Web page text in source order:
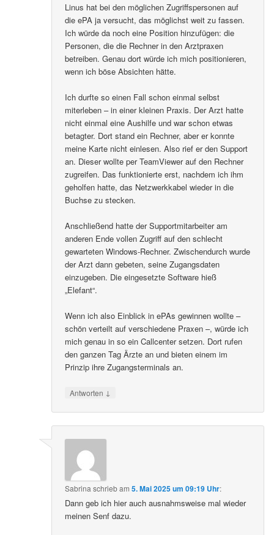
Linus hat bei den möglichen Zugriffspersonen auf
die ePA ja versucht, das möglichst weit zu fassen.
Ich würde da noch eine Position hinzufügen: die
Personen, die die Rechner in den Arztpraxen
betreiben. Genau dort würde ich mich positionieren,
wenn ich böse Absichten hätte.
Ich durfte so einen Fall schon einmal selbst
miterleben – in einer kleinen Praxis. Der Arzt hatte
nicht einmal eine Aushilfe und war schon etwas
betagter. Dort stand ein Rechner, aber er konnte
meine Karte nicht einlesen. Also rief er den Support
an. Dieser wollte per TeamViewer auf den Rechner
zugreifen. Das funktionierte erst, nachdem ich ihm
geholfen hatte, das Netzwerkkabel wieder in die
Buchse zu stecken.
Anschließend hatte der Supportmitarbeiter am
anderen Ende vollen Zugriff auf den schlecht
gewarteten Windows-Rechner. Zwischendurch wurde
der Arzt dann gebeten, seine Zugangsdaten
einzugeben. Die eingesetzte Software hieß
„Elefant“.
Wenn ich also Einblick in ePAs gewinnen wollte –
schön verteilt auf verschiedene Praxen –, würde ich
mich genau in so ein Callcenter setzen. Dort rufen
den ganzen Tag Ärzte an und bieten einem im
Prinzip ihre Zugangsterminals an.
Antworten ↓
Sabrinaschriebam5. Mai 2025 um 09:19 Uhr:
Dann geb ich hier auch ausnahmsweise mal wieder
meinen Senf dazu.